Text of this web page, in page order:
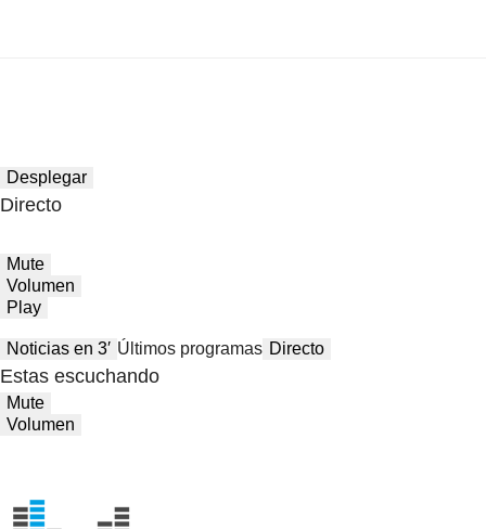
Desplegar
Directo
Mute
Volumen
Play
Noticias en 3′ Últimos programas Directo
Estas escuchando
Mute
Volumen